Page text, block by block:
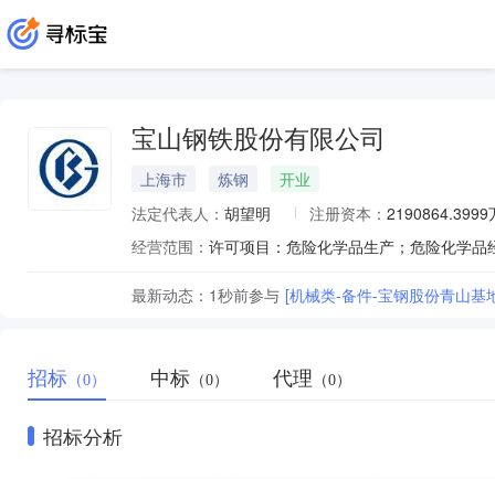
宝山钢铁股份有限公司
上海市 炼钢
开业
法定代表人： 胡望明 注册资本： 2190864.3999
经营范围：
最新动态： 1秒前参与 [机械类-备件-宝钢股份青山
招标 （0） 中标 （0） 代理 （0）
招标分析